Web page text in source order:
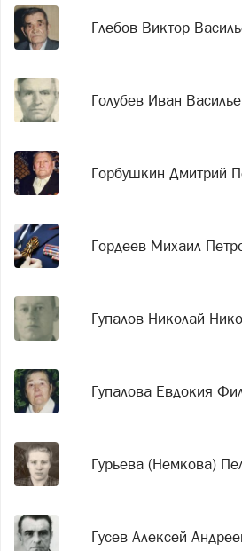
Глебов Виктор
Голубев Иван
Горбушкин Дмитрий
Гордеев Михаил
Гупалов Николай
Гупалова Евдокия
Гурьева (Немкова)
Гусев Алексей